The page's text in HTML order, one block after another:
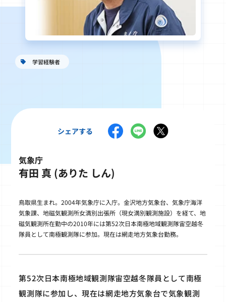
学習経験者
シェアする
気象庁
有田 真 (ありた しん)
鳥取県生まれ。2004年気象庁に入庁。金沢地方気象台、気象庁海洋
気象課、地磁気観測所女満別出張所（現女満別観測施設）を経て、地
磁気観測所在勤中の2010年には第52次日本南極地域観測隊宙空越冬
隊員として南極観測隊に参加。現在は網走地方気象台勤務。
第52次日本南極地域観測隊宙空越冬隊員として南極
観測隊に参加し、現在は網走地方気象台で気象観測